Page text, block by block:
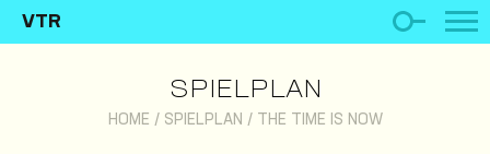
VTR
SPIELPLAN
HOME / SPIELPLAN / THE TIME IS NOW